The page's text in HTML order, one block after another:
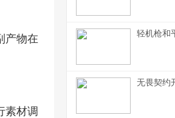
产物在
素材调
轻机枪和
无畏契约